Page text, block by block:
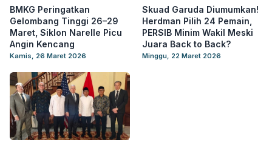
BMKG Peringatkan
Gelombang Tinggi 26–29
Maret, Siklon Narelle Picu
Angin Kencang
Kamis, 26 Maret 2026
Skuad Garuda Diumumkan!
Herdman Pilih 24 Pemain,
PERSIB Minim Wakil Meski
Juara Back to Back?
Minggu, 22 Maret 2026